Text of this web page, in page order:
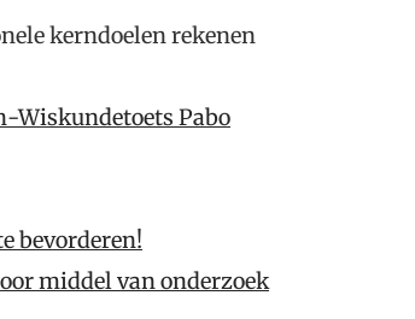
kerndoelen rekenen
Wiskundetoets Pabo
bevorderen!
middel van onderzoek